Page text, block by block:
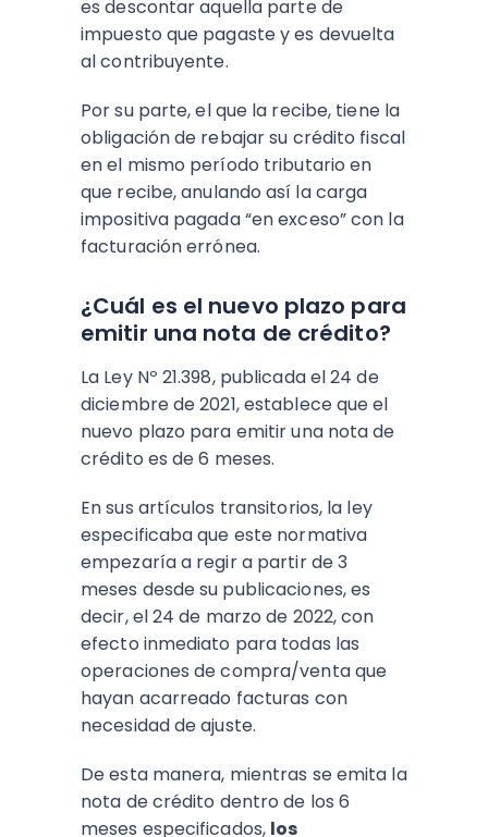
esdescontar aquella parte de
impuesto que pagastey es devuelta
al contribuyente.
Por su parte,el que la recibe, tiene la
obligación de rebajar su crédito fiscal
en el mismo período tributario en
que recibe, anulando así la carga
impositiva pagada “en exceso” con la
facturación errónea.
¿Cuál es el nuevo plazo para
emitir una nota de crédito?
La Ley Nº 21.398, publicada el 24 de
diciembre de 2021, establece que el
nuevo plazo para emitir una nota de
crédito es de 6 meses.
En sus artículos transitorios, la ley
especificaba que este normativa
empezaría a regir a partir de 3
meses desde su publicaciones, es
decir, el 24 de marzo de 2022, con
efecto inmediato para todas las
operaciones de compra/venta que
hayan acarreado facturas con
necesidad de ajuste.
De esta manera, mientras se emita la
nota de crédito dentro de los 6
meses especificados, los